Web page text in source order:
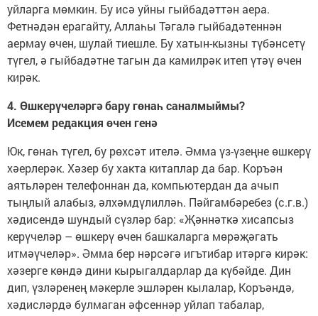
уйларга мөмкин. Бу исә уйны гыйбадәттән аера.
Фетнәдән ерагайту, Аллаһы Тәгалә гыйбадәтеннән
аермау өчен, шулай тиешле. Бу хатын-кызны түбәнсетү
түгел, ә гыйбадәтне тагын да камилрәк итеп үтәү өчен
кирәк.
4. Өшкерүчеләргә бару гөнаһ саналмыймы?
Исемем редакция өчен генә
Юк, гөнаһ түгел, бу рөхсәт ителә. Әмма үз-үзеңне өшкерү
хәерлерәк. Хәзер бу хакта китаплар да бар. Коръән
аятьләрен телефоннан да, компьютердан да ачып
тыңлый алабыз, әлхәмдүлилләһ. Пәйгамбәребез (с.г.в.)
хәдисендә шундый сүзләр бар: «Җәннәткә хисапсыз
керүчеләр – өшкерү өчен башкаларга мөрәҗәгать
итмәүчеләр». Әмма бер нәрсәгә игътибар итәргә кирәк:
хәзерге көндә дини кырыгалдарлар да күбәйде. Дин
дип, үзләренең мәкерле эшләрен кылалар, Коръәндә,
хәдисләрдә булмаган әфсеннәр уйлап табалар,